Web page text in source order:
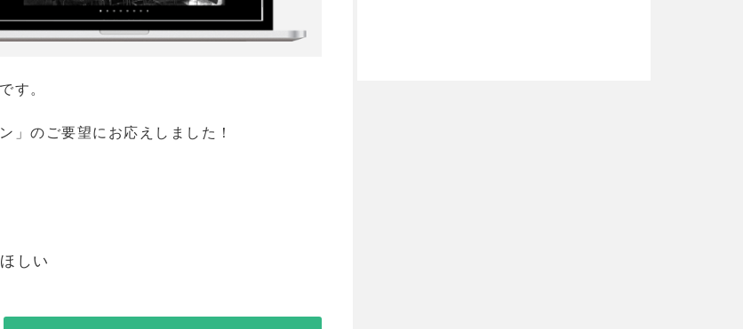
です。
」のご要望にお応えしました！
しい